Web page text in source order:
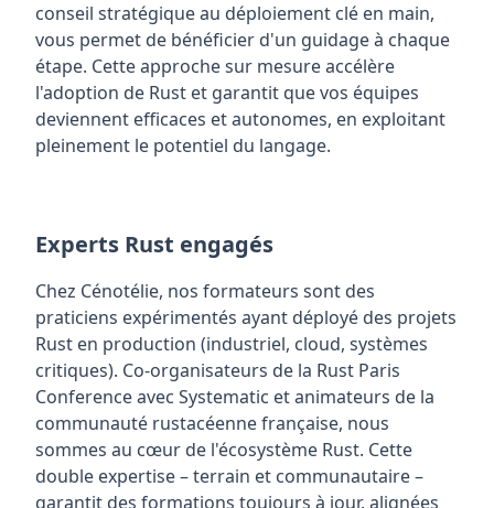
conseil stratégique au déploiement clé en main,
vous permet de bénéficier d'un guidage à chaque
étape. Cette approche sur mesure accélère
l'adoption de Rust et garantit que vos équipes
deviennent efficaces et autonomes, en exploitant
pleinement le potentiel du langage.
Experts Rust engagés
Chez Cénotélie, nos formateurs sont des
praticiens expérimentés ayant déployé des projets
Rust en production (industriel, cloud, systèmes
critiques). Co-organisateurs de la Rust Paris
Conference avec Systematic et animateurs de la
communauté rustacéenne française, nous
sommes au cœur de l'écosystème Rust. Cette
double expertise – terrain et communautaire –
garantit des formations toujours à jour, alignées